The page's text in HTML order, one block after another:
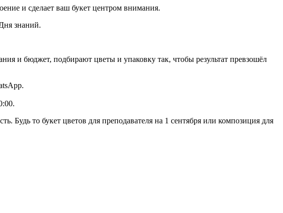
и сделает ваш букет центром внимания.
знаний.
и бюджет, подбирают цветы и упаковку так, чтобы результат превзошёл
Будь то букет цветов для преподавателя на 1 сентября или композиция для